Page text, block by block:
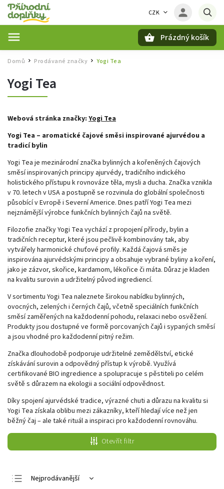
CZK
Prázdný košík
Domů / Prodávané značky / Yogi Tea
Yogi Tea
Webová stránka značky: Yogi Tea
Yogi Tea – aromatické čajové směsi inspirované ajurvédou a
tradicí bylin
Yogi Tea je mezinárodní značka bylinných a kořeněných čajových
směsí inspirovaných principy ajurvédy, tradičního indického
holistického přístupu k rovnováze těla, mysli a ducha. Značka vznikla
v 70. letech v USA a postupně se rozvinula do globální společnosti
působící v Evropě i Severní Americe. Dnes patří Yogi Tea mezi
nejznámější výrobce funkčních bylinných čajů na světě.
Filozofie značky Yogi Tea vychází z propojení přírody, bylin a
tradičních receptur, které jsou pečlivě kombinovány tak, aby
vytvářely harmonické chuťové profily. Každá čajová směs je
inspirována ajurvédskými principy a obsahuje vybrané byliny a koření,
jako je zázvor, skořice, kardamom, lékořice či máta. Důraz je kladen
na kvalitu surovin a udržitelný původ ingrediencí.
V sortimentu Yogi Tea naleznete širokou nabídku bylinných,
ovocných, zelených i černých čajů, včetně speciálních funkčních
směsí zaměřených na každodenní pohodu, relaxaci nebo osvěžení.
Produkty jsou dostupné ve formě porcovaných čajů i sypaných směsí
a jsou vhodné pro každodenní pitný režim.
Značka dlouhodobě podporuje udržitelné zemědělství, etické
získávání surovin a odpovědný přístup k výrobě. Využívá
certifikované BIO ingredience a spolupracuje s pěstiteli po celém
světě s důrazem na ekologii a sociální odpovědnost.
Díky spojení ajurvédské tradice, výrazné chuti a důrazu na kvalitu si
Yogi Tea získala oblibu mezi zákazníky, kteří hledají více než jen
běžný čaj – ale také rituál a inspiraci pro každodenní rovnováhu.
Otevřít filtr
Nejprodávanější